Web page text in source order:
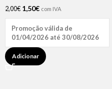
2,00€ 1,50€ com IVA
Promoção válida de
01/04/2026 até 30/08/2026
Adicionar